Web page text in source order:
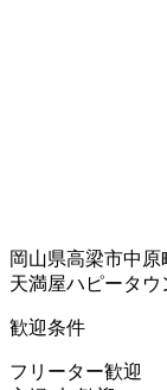
岡山県高梁市中原
天満屋ハピータ
歓迎条件
フリーター歓迎